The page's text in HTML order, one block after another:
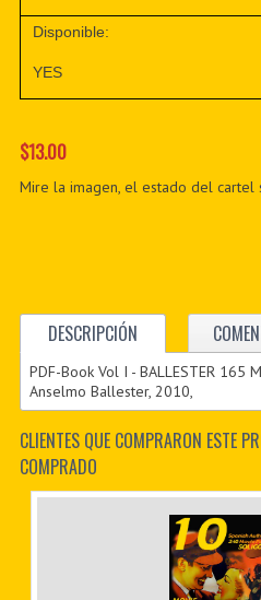
Disponible:
YES
$13.00
Mire la imagen, el estado del cartel
DESCRIPCIÓN
PDF-Book Vol I - BALLESTER 165
Anselmo Ballester, 2010,
CLIENTES QUE COMPRARON ESTE
COMPRADO